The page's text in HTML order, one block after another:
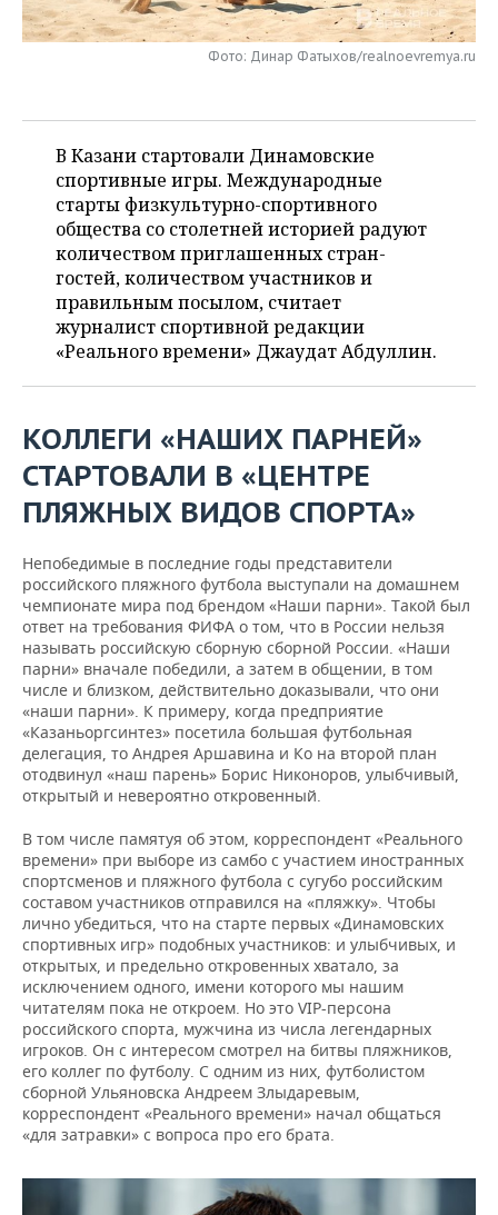
НЕФТЕХИМИЯ
ЭНЕРГЕТИКА
РОЗНИЧНАЯ ТОРГОВЛЯ
УСЛУГИ
НОВОСТИ ТЕХНОЛОГИЙ
МЕДИА
ТЕЛЕКОММУНИКАЦИИ
МЕРОПРИЯТИЯ
ВЫЕЗДНАЯ РЕДАКЦИЯ
БИЗНЕС-БРАНЧИ
ONLINE-КОНФЕРЕНЦИИ
ОТКРЫТАЯ ЛЕКЦИЯ
НОВОСТИ СПОРТА
ФУТБОЛ
ХОККЕЙ
БАСКЕТБОЛ
ВОЛЕЙБОЛ
ФИГУРНОЕ КАТАНИЕ
ВОДНЫЕ ВИДЫ СПОРТА
ХОККЕЙ С МЯЧОМ
ОБЩЕСТВО
НОВОСТИ ОБЩЕСТВА
ВЛАСТЬ
ИНФРАСТРУКТУРА
ИСТОРИЯ
МЕДИЦИНА
ОБРАЗОВАНИЕ
ПРОИСШЕСТВИЯ
ФОТОГАЛЕРЕЯ
СЮЖЕТЫ
СПРАВОЧНИК
СПИСОК ПЕРСОН
ПОЛНАЯ ВЕРСИЯ
Фото: Динар Фатыхов/realnoevremya.ru
В Казани стартовали Динамовские
спортивные игры. Международные
старты физкультурно-спортивного
общества со столетней историейрадуют
количествомприглашенных стран-
гостей,количествомучастников и
правильнымпосылом, считает
журналист спортивнойредакции
«Реальноговремени» ДжаудатАбдуллин.
КОЛЛЕГИ «НАШИХ ПАРНЕЙ»
СТАРТОВАЛИ В «ЦЕНТРЕ
ПЛЯЖНЫХ ВИДОВ СПОРТА»
Непобедимые в последние годы представители
российского пляжного футбола выступали на домашнем
чемпионате мира под брендом «Наши парни». Такой был
ответ на требования ФИФА о том, что в России нельзя
называть российскую сборную сборной России. «Наши
парни» вначале победили, а затем в общении, в том
числе и близком, действительно доказывали, что они
«наши парни». К примеру, когда предприятие
«Казаньоргсинтез» посетила большая футбольная
делегация, то Андрея Аршавина и Ко на второй план
отодвинул «наш парень» Борис Никоноров, улыбчивый,
открытый и невероятно откровенный.
В том числе памятуя об этом, корреспондент «Реального
времени» при выборе из самбо с участием иностранных
спортсменов и пляжного футбола с сугубо российским
составом участников отправился на «пляжку». Чтобы
лично убедиться, что на старте первых «Динамовских
спортивных игр» подобных участников: и улыбчивых, и
открытых, и предельно откровенных хватало, за
исключением одного, имени которого мы нашим
читателям пока не откроем. Но это VIP-персона
российского спорта, мужчина из числа легендарных
игроков. Он с интересом смотрел на битвы пляжников,
его коллег по футболу. С одним из них, футболистом
сборной Ульяновска Андреем Злыдаревым,
корреспондент «Реального времени» начал общаться
«для затравки» с вопроса про его брата.